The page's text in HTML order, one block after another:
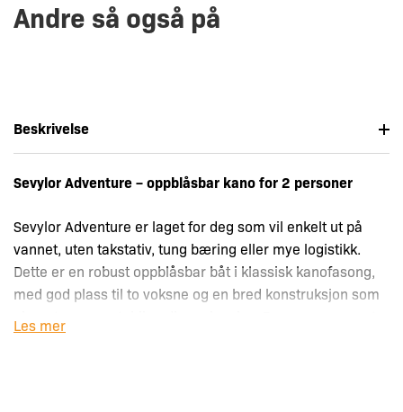
Andre så også på
Beskrivelse
Sevylor Adventure – oppblåsbar kano for 2 personer
Sevylor Adventure er laget for deg som vil enkelt ut på
vannet, uten takstativ, tung bæring eller mye logistikk.
Dette er en robust oppblåsbar båt i klassisk kanofasong,
med god plass til to voksne og en bred konstruksjon som
godt på rolig vann, som innsjøer og rolige elver, og
Les mer